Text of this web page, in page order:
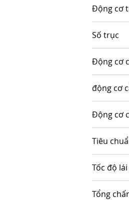
Động cơ
Số trục
Động cơ
động cơ
Động cơ
Tiêu
Tốc độ
Tổng